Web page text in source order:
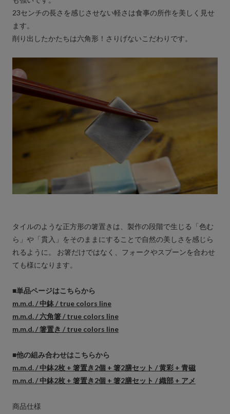
23センチの長さを感じさせない軽さは食事の所作を美しく見せ
ます。
削り出したかたちは六角形！さりげないこだわりです。
タイルのような正方形の箸置きは、製作の段階で生じる「色む
ら」や「貫入」をそのままにすることで自然の美しさを感じら
れるように。 お箸だけではなく、フォークやスプーンを合わせ
ても様になります。
■単品ページはこちらから
m.m.d. / 中鉢 / true colors line
m.m.d. / 六角箸 / true colors line
m.m.d. / 箸置き / true colors line
■他の組み合わせはこちらから
m.m.d. / 中鉢2枚 + 箸置き2個 + 箸2膳セット / 黄彩 + 青磁
m.m.d. / 中鉢2枚 + 箸置き2個 + 箸2膳セット / 織部 + アメ
商品仕様